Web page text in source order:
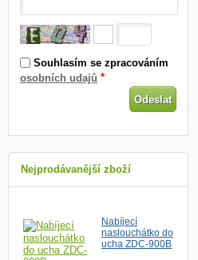
Souhlasím se zpracováním
osobních udajů *
Nejprodávanější zboží
Nabíjecí
naslouchátko do
ucha ZDC-900B